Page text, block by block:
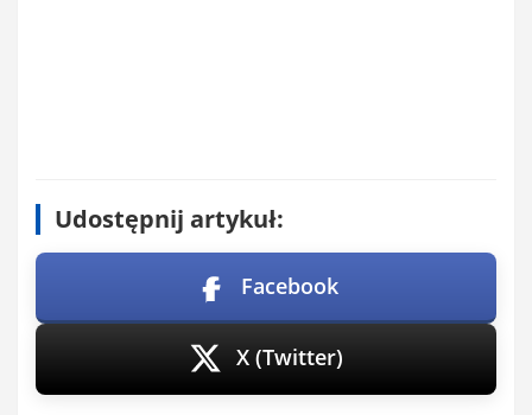
Udostępnij artykuł:
Facebook
X (Twitter)